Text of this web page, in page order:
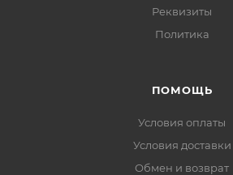
Реквизиты
Политика
ПОМОЩЬ
Условия оплаты
Условия доставки
Обмен и возврат